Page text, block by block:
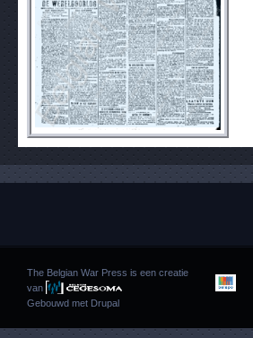
The Belgian War Press is een creatie
van
Gebouwd met Drupal